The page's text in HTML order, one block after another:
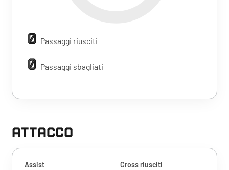
0 Passaggi riusciti
0 Passaggi sbagliati
ATTACCO
Assist Cross riusciti